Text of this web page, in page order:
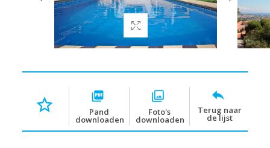
Pand
downloaden
Foto's
downloaden
Terug naar
de lijst